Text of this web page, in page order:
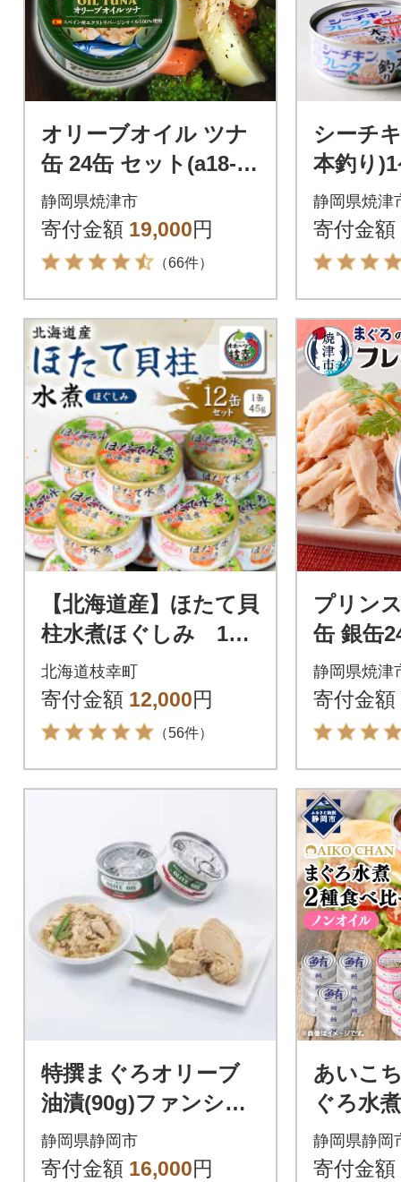
オリーブオイル ツナ
缶 24缶 セット(a18-04
3)
静岡県焼津市
寄付金額 19,000円
（66件）
シーチ
本釣り
4缶
静岡県焼津
寄付金額
【北海道産】ほたて貝
柱水煮ほぐしみ 12
缶セット
北海道枝幸町
寄付金額 12,000円
（56件）
プリン
缶 銀缶
597)
静岡県焼津
寄付金額
特撰まぐろオリーブ
油漬(90g)ファンシ
ー・フレーク詰合せ1
2缶セット
静岡県静岡市
寄付金額 16,000円
あいこ
ぐろ水
ちゃん
合計24缶
静岡県静岡
寄付金額